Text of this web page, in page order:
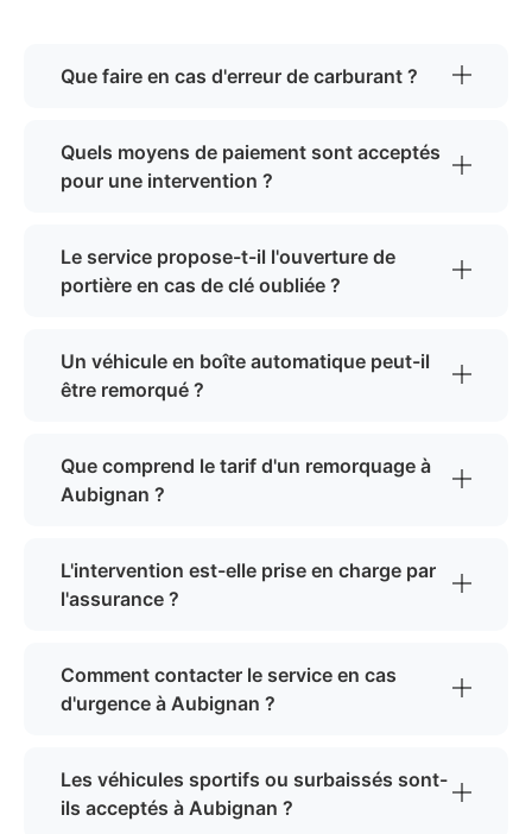
Que faire en cas d'erreur de carburant ?
Quels moyens de paiement sont acceptés
pour une intervention ?
Le service propose-t-il l'ouverture de
portière en cas de clé oubliée ?
Un véhicule en boîte automatique peut-il
être remorqué ?
Que comprend le tarif d'un remorquage à
Aubignan ?
L'intervention est-elle prise en charge par
l'assurance ?
Comment contacter le service en cas
d'urgence à Aubignan ?
Les véhicules sportifs ou surbaissés sont-
ils acceptés à Aubignan ?